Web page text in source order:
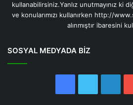
kullanabilirsiniz.Yanlız unutmayınız ki
ve konularımızı kullanırken http://
alınmıştır ibaresini
SOSYAL MEDYADA BİZ